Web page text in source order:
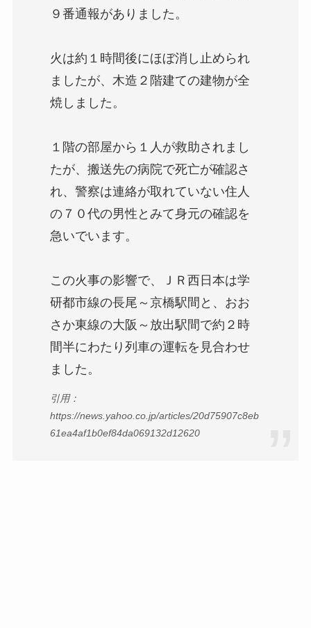
９番通報がありました。
火は約１時間後にほぼ消し止められ
ましたが、木造２階建ての建物が全
焼しました。
１階の部屋から１人が救助されまし
たが、搬送先の病院で死亡が確認さ
れ、警察は連絡が取れていない住人
の７０代の男性とみて身元の確認を
急いでいます。
この火事の影響で、ＪＲ西日本は学
研都市線の長尾～京橋駅間と、おお
さか東線の大阪～放出駅間で約２時
間半にわたり列車の運転を見合わせ
ました。
引用：
https://news.yahoo.co.jp/articles/20d75907c8eb
61ea4af1b0ef84da069132d12620